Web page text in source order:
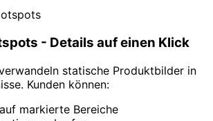
- Details auf einen Klick
statische Produktbilder in
Kunden können:
markierte Bereiche